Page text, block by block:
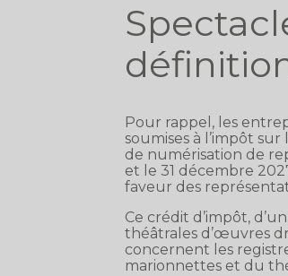
Pour rappel, les
soumises à l’impôt
de numérisation de
et le 31 décembre
faveur des
Ce crédit d’impôt,
théâtrales d’œuvres
concernent les
marionnettes et du